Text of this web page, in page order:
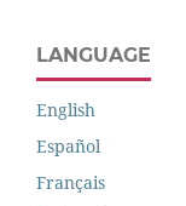
LANGUAGE
English
Español
Français